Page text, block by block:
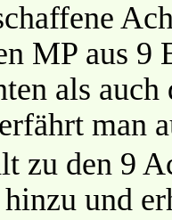
MP aus
als auch
man
zu den 9
und